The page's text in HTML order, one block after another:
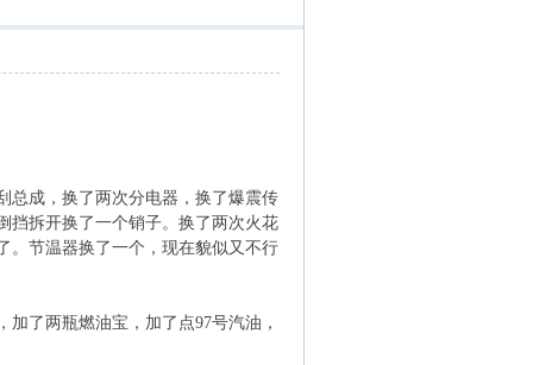
总成，换了两次分电器，换了爆震传
挡拆开换了一个销子。换了两次火花
。节温器换了一个，现在貌似又不行
了两瓶燃油宝，加了点97号汽油，